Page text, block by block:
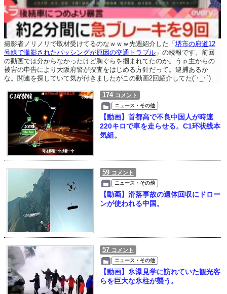
撮影者ノリノリで取材受けてるのなｗｗｗ先週紹介した「 堺市の府道12
号線で撮影されたパッシングが原因の交通トラブル 」の続報です。前回
の動画では分からなかったけど胸ぐらを掴まれてたのか。うｐ主からの
被害の申告により大阪府警が捜査をはじめる方針だって。逮捕あるか
な。関連を探していて気が付きましたがこの動画2回紹介してた(´･_･`)
174 コメント
ニュース・その他
【動画】首都高で不良中国人が時速
220キロで車を走らせる。C1环状线本
気組。
59 コメント
ニュース・その他
【動画】滑落事故の遺体回収にドロー
ンが使われる中国。
57 コメント
ニュース・その他
【動画】氷瀑見学に訪れていた観光客
らを巨大な氷柱が襲う。